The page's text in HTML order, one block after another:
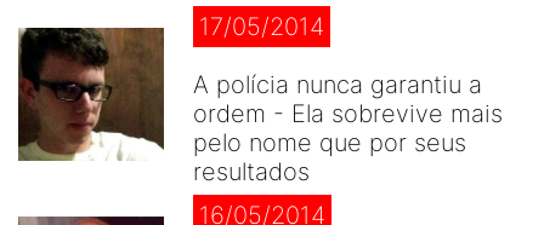
17/05/2014
A polícia nunca garantiu a
ordem - Ela sobrevive mais
pelo nome que por seus
resultados
16/05/2014